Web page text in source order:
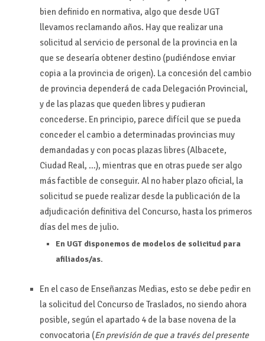
bien definido en normativa, algo que desde UGT
llevamos reclamando años. Hay que realizar una
solicitud al servicio de personal de la provincia en la
que se desearía obtener destino (pudiéndose enviar
copia a la provincia de origen). La concesión del cambio
de provincia dependerá de cada Delegación Provincial,
y de las plazas que queden libres y pudieran
concederse. En principio, parece difícil que se pueda
conceder el cambio a determinadas provincias muy
demandadas y con pocas plazas libres (Albacete,
Ciudad Real, …), mientras que en otras puede ser algo
más factible de conseguir. Al no haber plazo oficial, la
solicitud se puede realizar desde la publicación de la
adjudicación definitiva del Concurso, hasta los primeros
días del mes de julio.
En UGT disponemos de modelos de solicitud para
afiliados/as.
En el caso de Enseñanzas Medias, esto se debe pedir en
la solicitud del Concurso de Traslados, no siendo ahora
posible, según el apartado 4 de la base novena de la
convocatoria (En previsión de que a través del presente